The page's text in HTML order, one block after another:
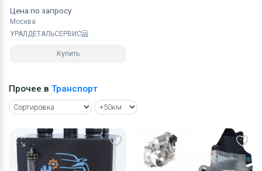
Цена по запросу
Москва
УРАЛДЕТАЛЬСЕРВИС
Купить
Прочее в Транспорт